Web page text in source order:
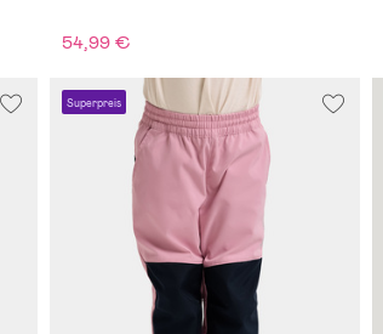
54,99 €
Superpreis